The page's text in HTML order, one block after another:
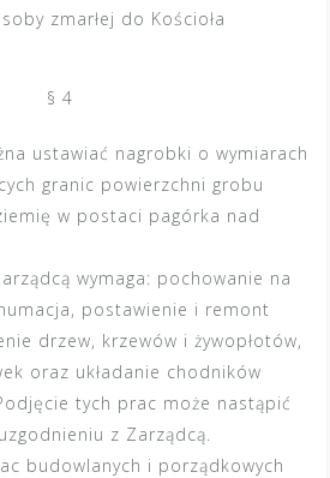
zmarłej do Kościoła
§ 4
ustawiać nagrobki o wymiarach
granic powierzchni grobu
w postaci pagórka nad
wymaga: pochowanie na
postawienie i remont
drzew, krzewów i żywopłotów,
oraz układanie chodników
tych prac może nastąpić
z Zarządcą.
budowlanych i porządkowych